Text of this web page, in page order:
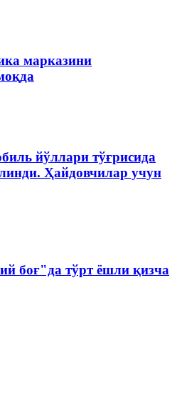
марказини
йўллари тўғрисида
Ҳайдовчилар учун
боғ"да тўрт ёшли қизча